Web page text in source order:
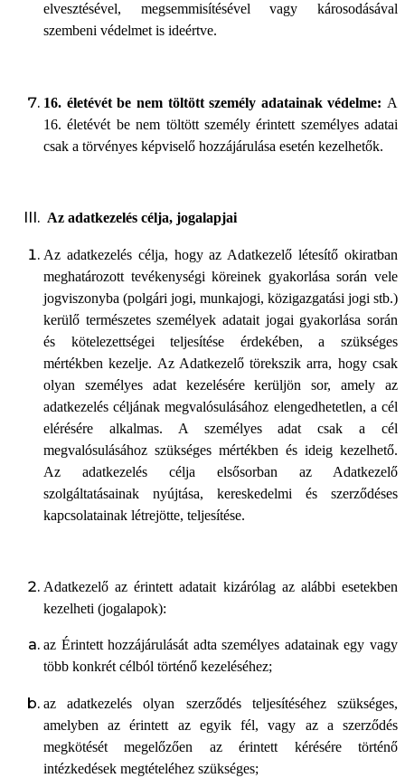
elvesztésével, megsemmisítésével vagy károsodásával
szembeni védelmet is ideértve.
16. életévét be nem töltött személy adatainak védelme: A
16. életévét be nem töltött személy érintett személyes adatai
csak a törvényes képviselő hozzájárulása esetén kezelhetők.
Az adatkezelés célja, jogalapjai
Az adatkezelés célja, hogy az Adatkezelő létesítő okiratban
meghatározott tevékenységi köreinek gyakorlása során vele
jogviszonyba (polgári jogi, munkajogi, közigazgatási jogi stb.)
kerülő természetes személyek adatait jogai gyakorlása során
és kötelezettségei teljesítése érdekében, a szükséges
mértékben kezelje. Az Adatkezelő törekszik arra, hogy csak
olyan személyes adat kezelésére kerüljön sor, amely az
adatkezelés céljának megvalósulásához elengedhetetlen, a cél
elérésére alkalmas. A személyes adat csak a cél
megvalósulásához szükséges mértékben és ideig kezelhető.
Az adatkezelés célja elsősorban az Adatkezelő
szolgáltatásainak nyújtása, kereskedelmi és szerződéses
kapcsolatainak létrejötte, teljesítése.
Adatkezelő az érintett adatait kizárólag az alábbi esetekben
kezelheti (jogalapok):
az Érintett hozzájárulását adta személyes adatainak egy vagy
több konkrét célból történő kezeléséhez;
az adatkezelés olyan szerződés teljesítéséhez szükséges,
amelyben az érintett az egyik fél, vagy az a szerződés
megkötését megelőzően az érintett kérésére történő
intézkedések megtételéhez szükséges;